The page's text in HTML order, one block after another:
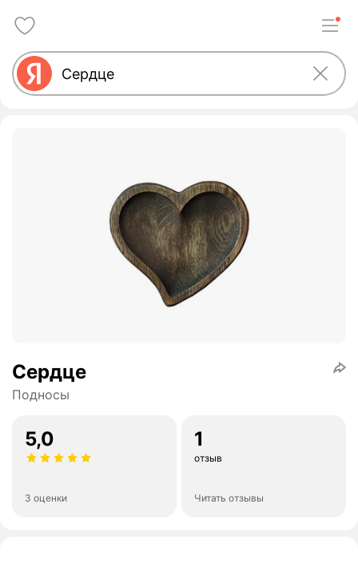
Сердце
Подносы
5,0
3 оценки
1
отзыв
Читать отзывы